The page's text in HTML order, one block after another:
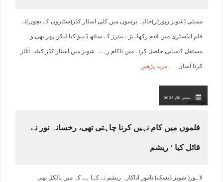
ممبئی (شوبز رپورٹر)حالیہ برسوں میں کئی اسٹار کڈز(ستاروں کے بچوں)نے
فلم انڈسٹری میں قدم رکھا، بڑے بینرز کے ساتھ ڈیبیو کیا لیکن پھر بھی وہ
مستقل کامیابی حاصل کرنے میں ناکام رہے۔ شوبز میں اسٹار کڈز کیلیے آغاز
کرنا آسان مزید پڑھیں
ستمبر 30, 2023
فلموں میں کام نہیں کرنا چاہتی تھی، رخسانہ نور نے
قائل کیا ‘ ریشم
لاہور( شوبز ڈیسک) نامور اداکارہ ریشم نے کہا ہے کہ میں بالکل بھی